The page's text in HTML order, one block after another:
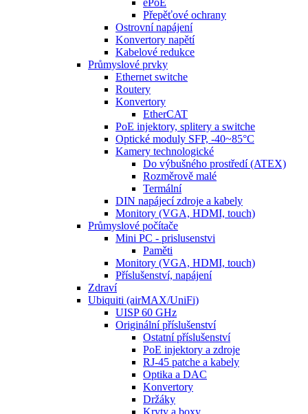
ePoE
Přepěťové ochrany
Ostrovní napájení
Konvertory napětí
Kabelové redukce
Průmyslové prvky
Ethernet switche
Routery
Konvertory
EtherCAT
PoE injektory, splitery a switche
Optické moduly SFP, -40~85°C
Kamery technologické
Do výbušného prostředí (ATEX)
Rozměrově malé
Termální
DIN napájecí zdroje a kabely
Monitory (VGA, HDMI, touch)
Průmyslové počítače
Mini PC - prislusenstvi
Paměti
Monitory (VGA, HDMI, touch)
Příslušenství, napájení
Zdraví
Ubiquiti (airMAX/UniFi)
UISP 60 GHz
Originální příslušenství
Ostatní příslušenství
PoE injektory a zdroje
RJ-45 patche a kabely
Optika a DAC
Konvertory
Držáky